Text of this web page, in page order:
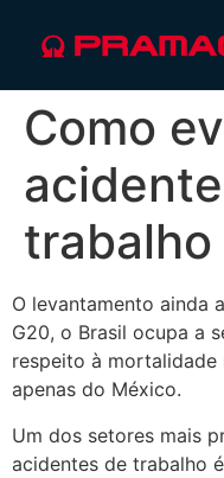
Como
trabalho
O levantamento ainda
G20, o Brasil ocupa a
respeito à
apenas do México.
Um dos setores mais
acidentes de trabalho